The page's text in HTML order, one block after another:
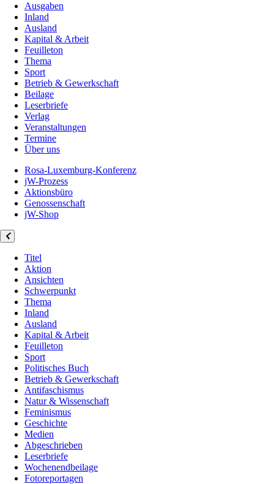
Ausgaben
Inland
Ausland
Kapital & Arbeit
Feuilleton
Thema
Sport
Betrieb & Gewerkschaft
Beilage
Leserbriefe
Verlag
Veranstaltungen
Termine
Über uns
Rosa-Luxemburg-Konferenz
jW-Prozess
Aktionsbüro
Genossenschaft
jW-Shop
Titel
Aktion
Ansichten
Schwerpunkt
Thema
Inland
Ausland
Kapital & Arbeit
Feuilleton
Sport
Politisches Buch
Betrieb & Gewerkschaft
Antifaschismus
Natur & Wissenschaft
Feminismus
Geschichte
Medien
Abgeschrieben
Leserbriefe
Wochenendbeilage
Fotoreportagen